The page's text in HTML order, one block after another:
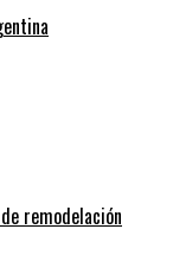
remodelación